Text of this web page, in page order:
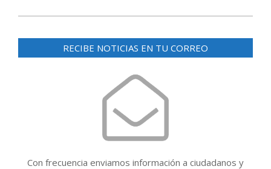
RECIBE NOTICIAS EN TU CORREO
Con frecuencia enviamos información a ciudadanos y